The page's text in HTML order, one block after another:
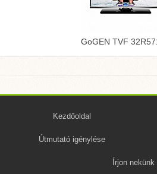
GoGEN TVF
Kezdőoldal
Útmutató igénylése
Írjon nekünk